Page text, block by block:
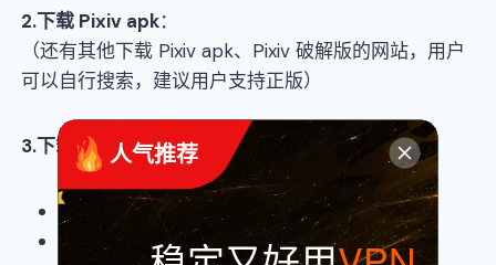
2.下载 Pixiv apk：
（还有其他下载 Pixiv apk、Pixiv 破解版的网站，用户
可以自行搜索，建议用户支持正版）
3.下载 Pixiv 第三方客户端：
PixShaft：
PixEz flutter：
人气推荐